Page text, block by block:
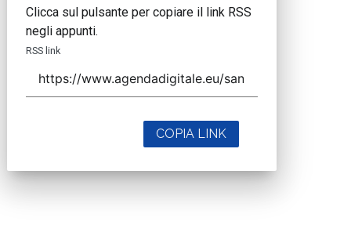
Clicca sul pulsante per copiare il link RSS
negli appunti.
RSS link
COPIA LINK